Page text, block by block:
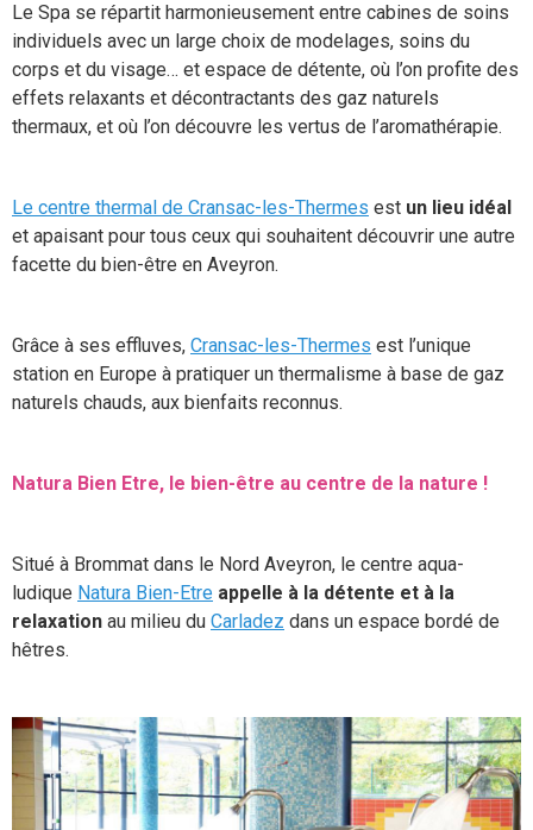
Le Spa se répartit harmonieusement entre cabines de soins
individuels avec un large choix de modelages, soins du
corps et du visage… et espace de détente, où l’on profite des
effets relaxants et décontractants des gaz naturels
thermaux, et où l’on découvre les vertus de l’aromathérapie.
Le centre thermal de Cransac-les-Thermes est un lieu idéal
et apaisant pour tous ceux qui souhaitent découvrir une autre
facette du bien-être en Aveyron.
Grâce à ses effluves, Cransac-les-Thermes est l’unique
station en Europe à pratiquer un thermalisme à base de gaz
naturels chauds, aux bienfaits reconnus.
Natura Bien Etre, le bien-être au centre de la nature !
Situé à Brommat dans le Nord Aveyron, le centre aqua-
ludique Natura Bien-Etre appelle à la détente et à la
relaxation au milieu du Carladez dans un espace bordé de
hêtres.